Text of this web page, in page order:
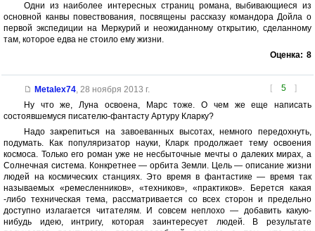
Одни из наиболее интересных страниц романа, выбивающиеся из
основной канвы повествования, посвящены рассказу командора Дойла о
первой экспедиции на Меркурий и неожиданному открытию, сделанному
там, которое едва не стоило ему жизни.
Оценка: 8
[ 5 ]
Metalex74, 28 ноября 2013 г.
Ну что же, Луна освоена, Марс тоже. О чем же еще написать
состоявшемуся писателю-фантасту Артуру Кларку?
Надо закрепиться на завоеванных высотах, немного передохнуть,
подумать. Как популяризатор науки, Кларк продолжает тему освоения
космоса. Только его роман уже не несбыточные мечты о далеких мирах, а
Солнечная система. Конкретнее — орбита Земли. Цель — описание жизни
людей на космических станциях. Это время в фантастике — время так
называемых «ремесленников», «техников», «практиков». Берется какая
-либо техническая тема, рассматривается со всех сторон и предельно
доступно излагается читателям. И совсем неплохо — добавить какую-
нибудь идею, интригу, которая заинтересует людей. В результате